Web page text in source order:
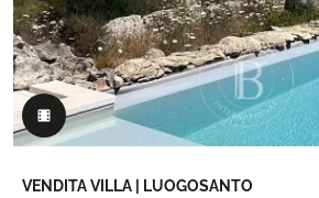
VENDITA VILLA | LUOGOSANTO